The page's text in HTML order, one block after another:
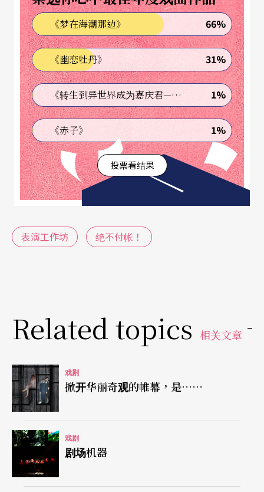
《绝不付帐！》的主要场景发生在国强（屈中恒
饰）与强嫂（王彩桦饰）家中，这是一栋建商偷工
减料盖成的豆腐渣房屋，早已倾斜。同时，建设公
司、国强工作的工厂及社区连锁超市等都是关系企
业，处处有苛刻、图利现象。因此，这间屋内的事
件得以触发，然后连动（甚至是勾结）。
这栋屋子的状态或许也正指陈全剧样貌——如舞台后
方的大门，通往舞台前方／屋内有个倾斜的坡道，
每个人物都得用极为夸张且吃力的姿势才能进屋
另一种讽刺）。于是，《绝不付帐！》便以这个姿
同时，这个版本的《绝不付帐！》在舞台设计上更
加强化一种诡谲的荒谬感——刻意重新上色却反显贫
困且空荡的冰箱、旧式厨具等，却配上古典宫廷风
的梁柱与衣橱，让现实与魔幻如同补丁，更突显荒
谬是被预设的失控状态。
典型人物的发挥与失衡
「典型人物的发挥」是《绝不付帐！》得以制造荒
《梦在海潮那边》 66%
《幽恋牡丹》 31%
《转生到异世界成为嘉庆君—发现我的祖先是诈骗集团!?》 1%
《赤子》 1%
投票看结果
表演工作坊 绝不付帐！
Related topics 相关文章
戏剧
掀开华丽奇观的帷幕，是……
戏剧
剧场机器